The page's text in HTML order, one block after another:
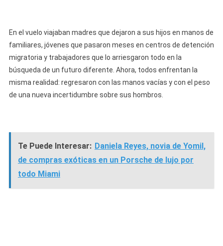
En el vuelo viajaban madres que dejaron a sus hijos en manos de
familiares, jóvenes que pasaron meses en centros de detención
migratoria y trabajadores que lo arriesgaron todo en la
búsqueda de un futuro diferente. Ahora, todos enfrentan la
misma realidad: regresaron con las manos vacías y con el peso
de una nueva incertidumbre sobre sus hombros.
Te Puede Interesar: Daniela Reyes, novia de Yomil,
de compras exóticas en un Porsche de lujo por
todo Miami